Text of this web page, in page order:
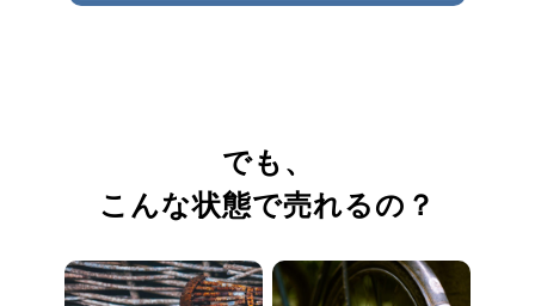
でも、
こんな状態で売れるの？